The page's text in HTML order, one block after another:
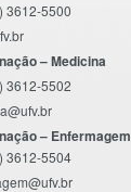
3612-5500
– Medicina
3612-5502
– Enfermagem
3612-5504